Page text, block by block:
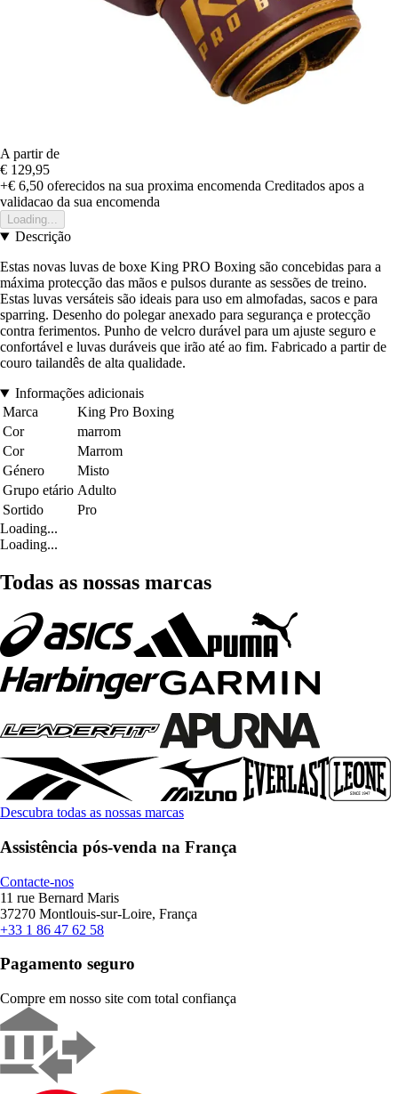
A partir de
€ 129,95
+€ 6,50 oferecidos na sua proxima encomenda Creditados apos a
validacao da sua encomenda
Loading...
Descrição
Estas novas luvas de boxe King PRO Boxing são concebidas para a
máxima protecção das mãos e pulsos durante as sessões de treino.
Estas luvas versáteis são ideais para uso em almofadas, sacos e para
sparring. Desenho do polegar anexado para segurança e protecção
contra ferimentos. Punho de velcro durável para um ajuste seguro e
confortável e luvas duráveis que irão até ao fim. Fabricado a partir de
couro tailandês de alta qualidade.
Informações adicionais
Marca
King Pro Boxing
Cor
marrom
Cor
Marrom
Género
Misto
Grupo etário Adulto
Sortido
Pro
Loading...
Loading...
Todas as nossas marcas
Descubra todas as nossas marcas
Assistência pós-venda na França
Contacte-nos
11 rue Bernard Maris
37270 Montlouis-sur-Loire, França
+33 1 86 47 62 58
Pagamento seguro
Compre em nosso site com total confiança